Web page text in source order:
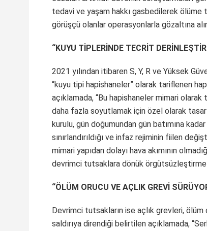
tedavi ve yaşam hakkı gasbedilerek ölüme
görüşçü olanlar operasyonlarla gözaltına
“KUYU TİPLERİNDE TECRİT
2021 yılından itibaren S, Y, R ve Yüksek
“kuyu tipi hapishaneler” olarak tariflenen
açıklamada, “Bu hapishaneler mimari
daha fazla soyutlamak için özel olarak
kurulu, gün doğumundan gün batımına
sınırlandırıldığı ve infaz rejiminin fiilen
mimari yapıdan dolayı hava akımının
devrimci tutsaklara dönük örgütsüzleştirme
“ÖLÜM ORUCU VE AÇLIK GREVİ
Devrimci tutsakların ise açlık grevleri,
saldırıya direndiği belirtilen açıklamada,